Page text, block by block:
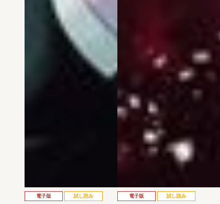
電子版 試し読み 電子版 試し読み